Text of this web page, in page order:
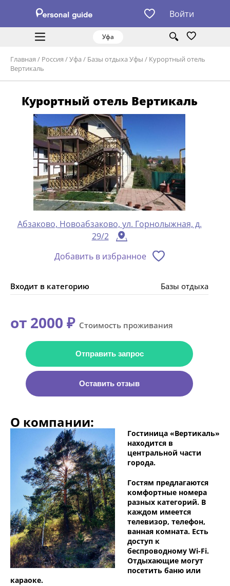
Войти
Уфа
Главная / Россия /Уфа / Базы отдыха Уфы / Курортный отель
Вертикаль
Курортный отель Вертикаль
Абзаково, Новоабзаково, ул. Горнолыжная, д.
29/2
Добавить в избранное
Входит в категорию Базы отдыха
от 2000 ₽ Стоимость проживания
Отправить запрос
Оставить отзыв
О компании:
Гостиница «Вертикаль»
находится в
центральной части
города.
Гостям предлагаются
комфортные номера
разных категорий. В
каждом имеется
телевизор, телефон,
ванная комната. Есть
доступ к
беспроводному Wi-Fi.
Отдыхающие могут
посетить баню или
караоке.